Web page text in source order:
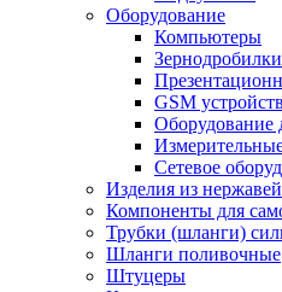
Оборудование
Компьютеры
Зернодробилки
GSM
Оборудование
Сетевое
Изделия из
Компоненты для
Трубки (шланги)
Шланги поливочные
Штуцеры